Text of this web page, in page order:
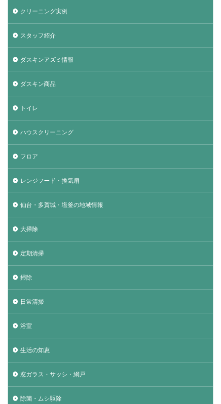
クリーニング実例
スタッフ紹介
ダスキンアズミ情報
ダスキン商品
トイレ
ハウスクリーニング
フロア
レンジフード・換気扇
仙台・多賀城・塩釜の地域情報
大掃除
定期清掃
掃除
日常清掃
浴室
生活の知恵
窓ガラス・サッシ・網戸
除菌・ムシ駆除